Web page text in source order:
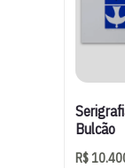
Bulcão
R$